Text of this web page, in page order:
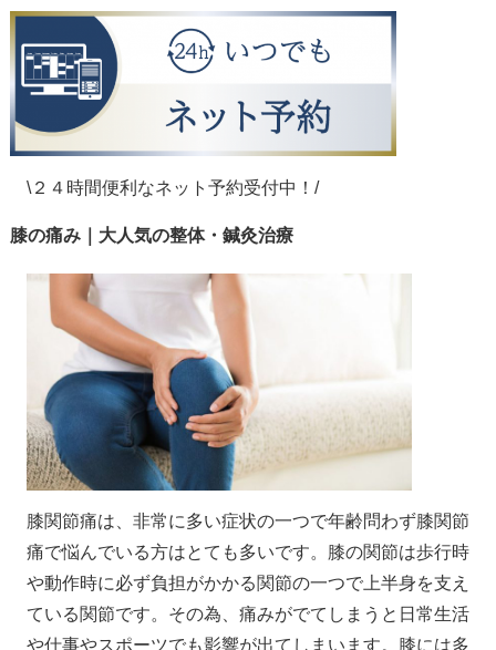
\２４時間便利なネット予約受付中！/
膝の痛み｜大人気の整体・鍼灸治療
膝関節痛は、非常に多い症状の一つで年齢問わず膝関節
痛で悩んでいる方はとても多いです。膝の関節は歩行時
や動作時に必ず負担がかかる関節の一つで上半身を支え
ている関節です。その為、痛みがでてしまうと日常生活
や仕事やスポーツでも影響が出てしまいます。膝には多